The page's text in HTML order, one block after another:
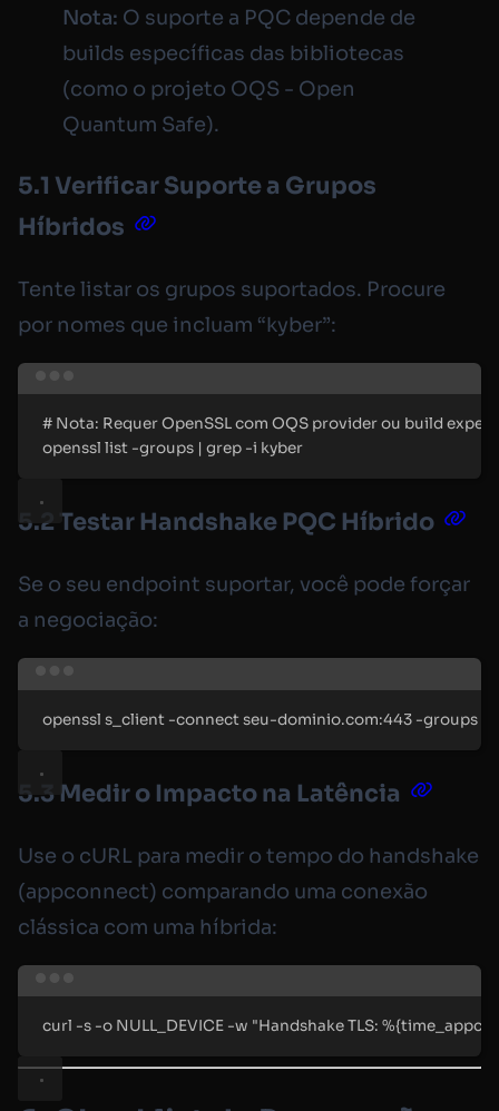
Nota: O suporte a PQC depende de
builds específicas das bibliotecas
(como o projeto OQS - Open
Quantum Safe).
5.1 Verificar Suporte a Grupos
Híbridos
Tente listar os grupos suportados. Procure
por nomes que incluam “kyber”:
# Nota: Requer OpenSSL com OQS provider ou build
openssl list -groups | grep -i kyber
5.2 Testar Handshake PQC Híbrido
Se o seu endpoint suportar, você pode forçar
a negociação:
openssl s_client -connect seu-dominio.com:443 -groups
5.3 Medir o Impacto na Latência
Use o cURL para medir o tempo do handshake
(appconnect) comparando uma conexão
clássica com uma híbrida:
curl -s -o NULL_DEVICE -w "Handshake TLS: